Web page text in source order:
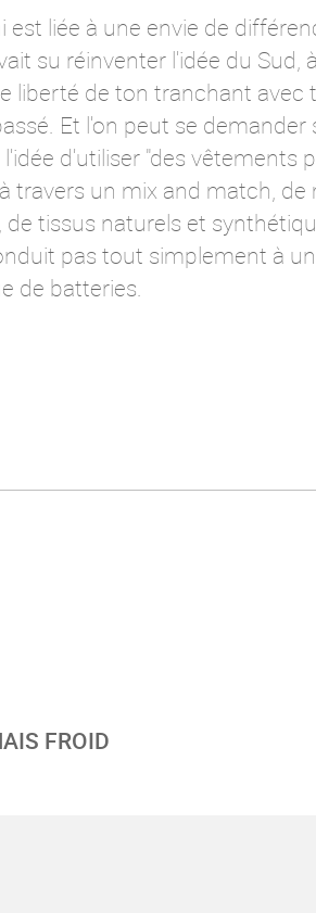
est liée à une envie de
su réinventer l'idée du
liberté de ton tranchant avec
Et l'on peut se
d'utiliser "des vêtements
travers un mix and match,
de tissus naturels et
pas tout simplement à
de batteries.
FROID